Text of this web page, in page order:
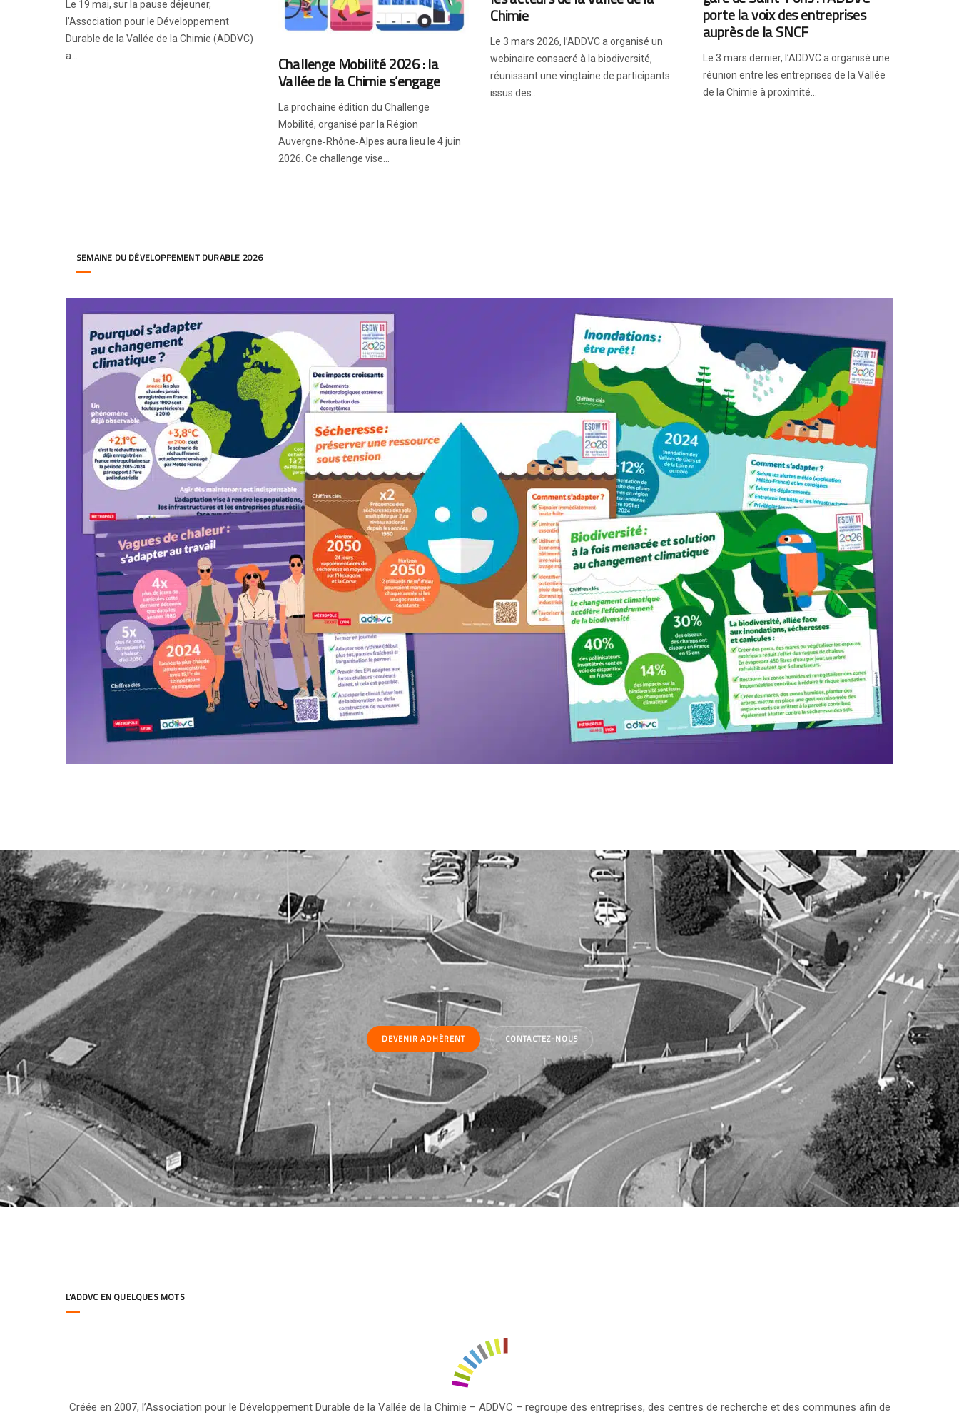
Le 19 mai, sur la pause déjeuner,
l’Association pour le Développement
Durable de la Vallée de la Chimie (ADDVC)
a...
Challenge Mobilité 2026 : la
Vallée de la Chimie s’engage
La prochaine édition du Challenge
Mobilité, organisé par la Région
Auvergne‑Rhône‑Alpes aura lieu le 4 juin
2026. Ce challenge vise...
Chimie
Le 3 mars 2026, l’ADDVC a organisé un
webinaire consacré à la biodiversité,
réunissant une vingtaine de participants
issus des...
porte la voix des entreprises
auprès de la SNCF
Le 3 mars dernier, l’ADDVC a organisé une
réunion entre les entreprises de la Vallée
de la Chimie à proximité...
SEMAINE DU DÉVELOPPEMENT DURABLE 2026
DEVENIR ADHÉRENT CONTACTEZ-NOUS
L’ADDVC EN QUELQUES MOTS
Créée en 2007, l’Association pour le Développement Durable de la Vallée de la Chimie – ADDVC – regroupe des entreprises, des centres de recherche et des communes afin de